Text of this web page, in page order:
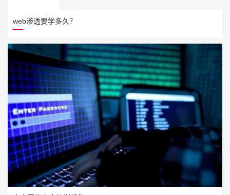
web渗透要学多久？